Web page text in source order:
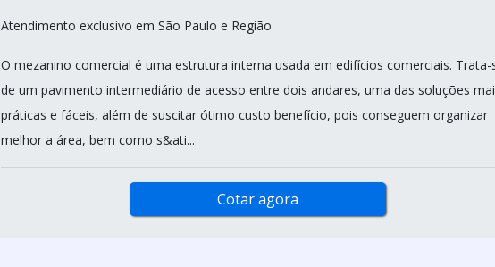
Atendimento exclusivo em São Paulo e Região
O mezanino comercial é uma estrutura interna usada em edifícios comerciais. Trata-
de um pavimento intermediário de acesso entre dois andares, uma das soluções
práticas e fáceis, além de suscitar ótimo custo benefício, pois conseguem organizar
melhor a área, bem como s&ati...
Cotar agora